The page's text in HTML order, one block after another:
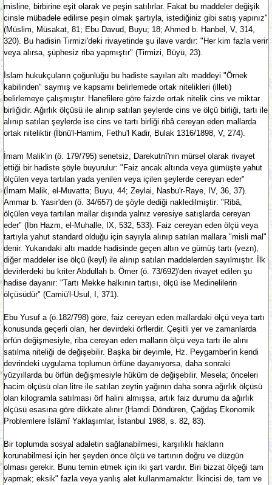
misline, birbirine eşit olarak ve peşin satılırlar. Fakat bu maddeler değişik
cinsle mübadele edilirse peşin olmak şartıyla, istediğiniz gibi satış yapınız"
(Müslim, Müsakat, 81; Ebu Davud, Buyu; 18; Ahmed b. Hanbel, V, 314,
320). Bu hadisin Tirmizi'deki rivayetinde şu ilave vardır: "Her kim fazla verir
veya alırsa, şüphesiz riba yapmıştır" (Tirmizi, Büyü, 23).
İslam hukukçuların çoğunluğu bu hadiste sayılan altı maddeyi "Örnek
kabilinden" saymış ve kapsamı belirlemede ortak nitelikleri (illeti)
belirlemeye çalışmıştır. Hanefilere göre faizde ortak nitelik cins ve miktar
birliğidir. Ağırlık ölçüsü ile alınıp satılan şeylerde cins ve ölçü birliği, tartı ile
alınıp satılan şeylerde ise cins ve tartı birliği ribâ cereyan eden mallarda
ortak niteliktir (İbnü'l-Hamim, Fethu'l Kadir, Bulak 1316/1898, V, 274).
İmam Malik'in (ö. 179/795) senetsiz, Darekutnî'nin mürsel olarak rivayet
ettiği bir hadiste şöyle buyurulur: "Faiz ancak altında veya gümüşte yahut
ölçülen veya tartılan yada yenilen veya içilen şeylerde cereyan eder"
(İmam Malik, el-Muvatta; Buyu, 44; Zeylai, Nasbu'r-Raye, IV, 36, 37).
Ammar b. Yasir'den (ö. 34/657) de şöyle dediği nakledilmiştir: "Ribâ,
ölçülen veya tartılan mallar dışında yalnız veresiye satışlarda cereyan
eder" (İbn Hazm, el-Muhalle, IX, 532, 533). Faiz cereyan eden ölçü veya
tartıyla yahut standard olduğu için sayıyla alınıp satılan mallara "misli mal"
denir. Yukarıdaki altı madde hadisinde geçen altın ve gümüş tartı (vezn),
diğer maddeler ise ölçü (keyl) ile alınıp satılan maddelerden sayılmıştır. İlk
devirlerdeki bu kriter Abdullah b. Ömer (ö. 73/692)'den rivayet edilen şu
hadise dayanır: "Tartı Mekke halkının tartısı, ölçü ise Medinelilerin
ölçüsüdür" (Camiü'l-Usul, I, 371).
Ebu Yusuf a (ö.182/798) göre, faiz cereyan eden mallardaki ölçü veya tartı
konusunda geçerli olan, her devirdeki örflerdir. Çeşitli yer ve zamanlarda
örfün değişmesiyle, riba cereyan eden malların ölçü veya tartı ile alını
satılma niteliği de değişebilir. Başka bir deyimle, Hz. Peygamber'in kendi
devrindeki uygulama toplumun örfüne dayanıyorsa, daha sonraki
yüzyıllarda bu örfün değişmesiyle hüküm de değişebilir. Mesela; önceleri
hacim ölçüsü olan litre ile satılan zeytin yağının daha sonra ağırlık ölçüsü
olan kilogramla satılması örf halini almışsa, artık faiz durumu da ağırlık
ölçüsü esasına göre dikkate alınır (Hamdi Döndüren, Çağdaş Ekonomik
Problemlere İslâmî Yaklaşımlar, İstanbul 1988, s. 82, 83).
Bir toplumda sosyal adaletin sağlanabilmesi, karşılıklı hakların
korunabilmesi için her şeyden önce ölçü ve tartının doğru ve düzgün
olması gerekir. Bunu temin etmek için iki şart vardır. Biri bizzat ölçeği tam
yapmak; eksik" fazla veya yanlış alet kullanmamaktır. İkincisi de, tam ve